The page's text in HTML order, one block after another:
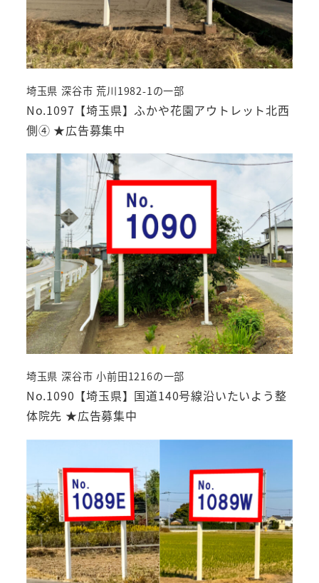
No.1097【埼玉県】ふかや花園アウトレット北西
側④ ★広告募集中
埼玉県 深谷市 荒川1982-1の一部
No.1090【埼玉県】国道140号線沿いたいよう整
体院先 ★広告募集中
埼玉県 深谷市 小前田1216の一部